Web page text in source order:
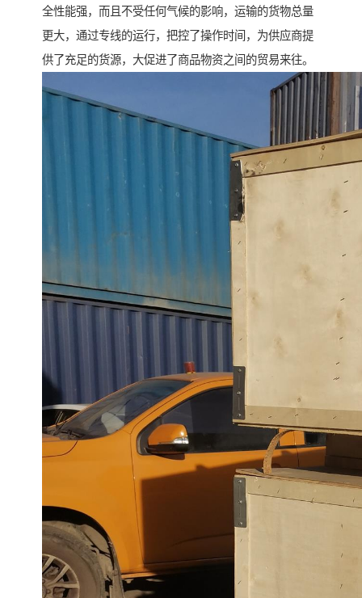
全性能强，而且不受任何气候的影响，运输的货物总量
更大，通过专线的运行，把控了操作时间，为供应商提
供了充足的货源，大促进了商品物资之间的贸易来往。